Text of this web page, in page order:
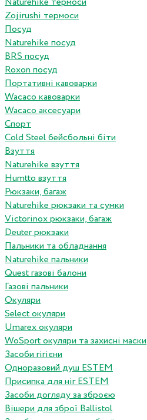
Zojirushi термоси
Посуд
Naturehike посуд
BRS посуд
Roxon посуд
Портативні кавоварки
Wacaco кавоварки
Wacaco аксесуари
Спорт
Cold Steel бейсбольні біти
Взуття
Naturehike взуття
Humtto взуття
Рюкзаки, багаж
Naturehike рюкзаки та сумки
Victorinox рюкзаки, багаж
Deuter рюкзаки
Пальники та обладнання
Naturehike пальники
Quest газові балони
Газові пальники
Окуляри
Select окуляри
Umarex окуляри
WoSport окуляри та захисні маски
Засоби гігієни
Одноразовий душ ESTEM
Присипка для ніг ESTEM
Засоби догляду за зброєю
Вішери для зброї Ballistol